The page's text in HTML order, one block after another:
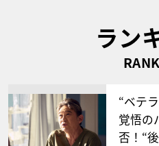
ラン
“ベテ
覚悟の
否！“